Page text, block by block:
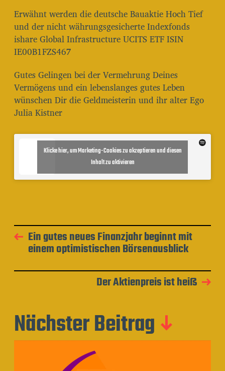
Erwähnt werden die deutsche Bauaktie Hoch Tief
und der nicht währungsgesicherte Indexfonds
ishare Global Infrastructure UCITS ETF ISIN
IE00B1FZS467
Gutes Gelingen bei der Vermehrung Deines
Vermögens und ein lebenslanges gutes Leben
wünschen Dir die Geldmeisterin und ihr alter Ego
Julia Kistner
Klicke hier, um Marketing-Cookies zu akzeptieren und diesen
Inhalt zu aktivieren
Ein gutes neues Finanzjahr beginnt mit
einem optimistischen Börsenausblick
Der Aktienpreis ist heiß
Nächster Beitrag